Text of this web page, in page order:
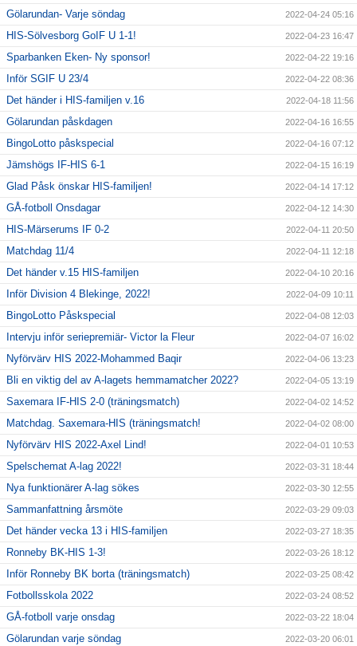
Gölarundan- Varje söndag 2022-04-24 05:16
HIS-Sölvesborg GoIF U 1-1! 2022-04-23 16:47
Sparbanken Eken- Ny sponsor! 2022-04-22 19:16
Inför SGIF U 23/4 2022-04-22 08:36
Det händer i HIS-familjen v.16 2022-04-18 11:56
Gölarundan påskdagen 2022-04-16 16:55
BingoLotto påskspecial 2022-04-16 07:12
Jämshögs IF-HIS 6-1 2022-04-15 16:19
Glad Påsk önskar HIS-familjen! 2022-04-14 17:12
GÅ-fotboll Onsdagar 2022-04-12 14:30
HIS-Märserums IF 0-2 2022-04-11 20:50
Matchdag 11/4 2022-04-11 12:18
Det händer v.15 HIS-familjen 2022-04-10 20:16
Inför Division 4 Blekinge, 2022! 2022-04-09 10:11
BingoLotto Påskspecial 2022-04-08 12:03
Intervju inför seriepremiär- Victor la Fleur 2022-04-07 16:02
Nyförvärv HIS 2022-Mohammed Baqir 2022-04-06 13:23
Bli en viktig del av A-lagets hemmamatcher 2022? 2022-04-05 13:19
Saxemara IF-HIS 2-0 (träningsmatch) 2022-04-02 14:52
Matchdag. Saxemara-HIS (träningsmatch! 2022-04-02 08:00
Nyförvärv HIS 2022-Axel Lind! 2022-04-01 10:53
Spelschemat A-lag 2022! 2022-03-31 18:44
Nya funktionärer A-lag sökes 2022-03-30 12:55
Sammanfattning årsmöte 2022-03-29 09:03
Det händer vecka 13 i HIS-familjen 2022-03-27 18:35
Ronneby BK-HIS 1-3! 2022-03-26 18:12
Inför Ronneby BK borta (träningsmatch) 2022-03-25 08:42
Fotbollsskola 2022 2022-03-24 08:52
GÅ-fotboll varje onsdag 2022-03-22 18:04
Gölarundan varje söndag 2022-03-20 06:01